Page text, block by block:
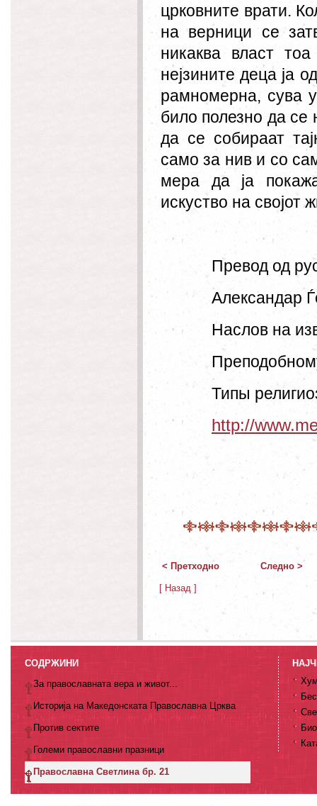
црковните врати.
на верници се
никаква власт
нејзините деца ја
рамномерна, сува
било полезно да се
да се собираат
само за нив и со
мера да ја
искуство на својот
Превод од
Александар
Наслов на
Типы
http://
< Претходно Следно >
[ Назад ]
СОДРЖИНИ
За православната вера и живот...
Историја на Македонската Православна Црква
Против сектите
Големи православни празници
Православна Светлина бр. 21